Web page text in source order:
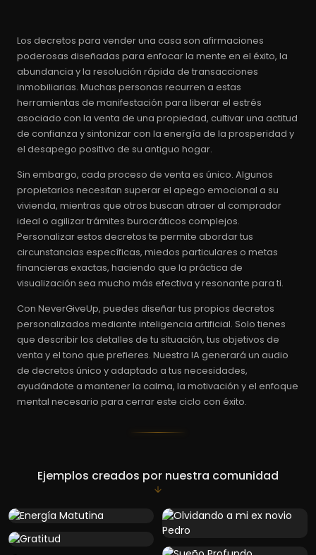
Los decretos para vender una casa son afirmaciones
poderosas diseñadas para enfocar la mente en el éxito, la
abundancia y la resolución rápida de transacciones
inmobiliarias. Muchas personas recurren a estas
herramientas de manifestación para liberar el estrés
asociado con la venta de una propiedad, cultivar una actitud
de confianza y sintonizar con la energía de la prosperidad y
el desapego positivo de su antiguo hogar.
Sin embargo, cada proceso de venta es único. Algunos
propietarios necesitan superar el apego emocional a su
vivienda, mientras que otros buscan atraer al comprador
ideal o agilizar trámites burocráticos complejos.
Personalizar estos decretos te permite abordar tus
circunstancias específicas, miedos particulares o metas
financieras exactas, haciendo que la práctica de
visualización sea mucho más efectiva y resonante para ti.
Con NeverGiveUp, puedes diseñar tus propios decretos
personalizados mediante inteligencia artificial. Solo tienes
que describir los detalles de tu situación, tus objetivos de
venta y el tono que prefieres. Nuestra IA generará un audio
de decretos único y adaptado a tus necesidades,
ayudándote a mantener la calma, la motivación y el enfoque
mental necesario para cerrar este ciclo con éxito.
Ejemplos creados por nuestra comunidad